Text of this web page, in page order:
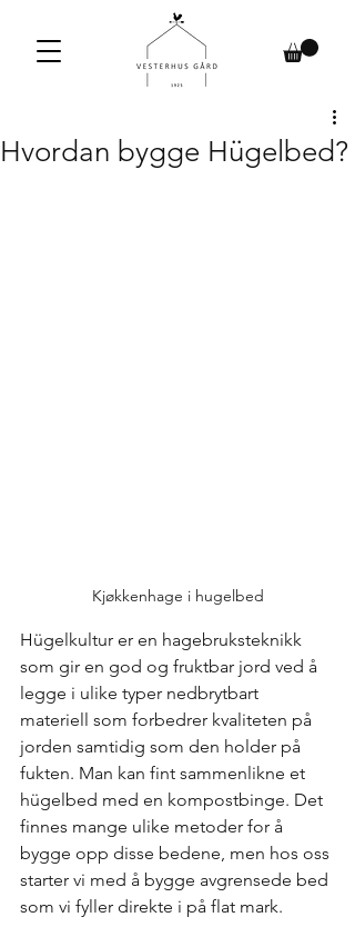
Hvordan bygge Hügelbed?
Kjøkkenhage i hugelbed
Hügelkultur er en hagebruksteknikk
som gir en god og fruktbar jord ved å
legge i ulike typer nedbrytbart
materiell som forbedrer kvaliteten på
jorden samtidig som den holder på
fukten. Man kan fint sammenlikne et
hügelbed med en kompostbinge. Det
finnes mange ulike metoder for å
bygge opp disse bedene, men hos oss
starter vi med å bygge avgrensede bed
som vi fyller direkte i på flat mark.